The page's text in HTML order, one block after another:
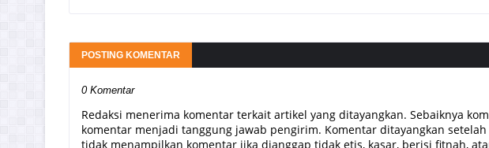
POSTING KOMENTAR
0 Komentar
Redaksi menerima komentar terkait artikel yang ditayangkan. Sebaiknya
komentar menjadi tanggung jawab pengirim. Komentar ditayangkan
tidak menampilkan komentar jika dianggap tidak etis, kasar, berisi fitnah,